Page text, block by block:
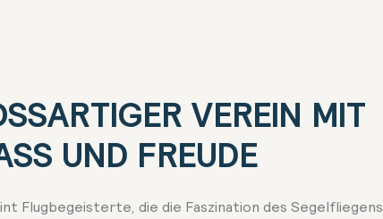
VEREIN MIT V
UND FREUDE
Flugbegeisterte, die die Faszination des Segelfliegens